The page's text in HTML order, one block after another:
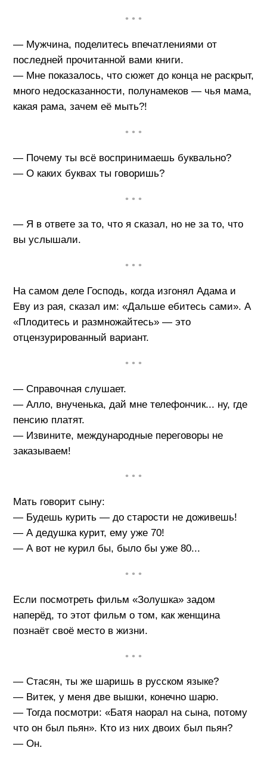
• • •
— Мужчина, поделитесь впечатлениями от
последней прочитанной вами книги.
— Мне показалось, что сюжет до конца не раскрыт,
много недосказанности, полунамеков — чья мама,
какая рама, зачем её мыть?!
• • •
— Почему ты всё воспринимаешь буквально?
— О каких буквах ты говоришь?
• • •
— Я в ответе за то, что я сказал, но не за то, что
вы услышали.
• • •
На самом деле Господь, когда изгонял Адама и
Еву из рая, сказал им: «Дальше ебитесь сами». А
«Плодитесь и размножайтесь» — это
отцензурированный вариант.
• • •
— Справочная слушает.
— Алло, внученька, дай мне телефончик... ну, где
пенсию платят.
— Извините, международные переговоры не
заказываем!
• • •
Мать говорит сыну:
— Будешь курить — до старости не доживешь!
— А дедушка курит, ему уже 70!
— А вот не курил бы, было бы уже 80...
• • •
Если посмотреть фильм «Золушка» задом
наперёд, то этот фильм о том, как женщина
познаёт своё место в жизни.
• • •
— Стасян, ты же шаришь в русском языке?
— Витек, у меня две вышки, конечно шарю.
— Тогда посмотри: «Батя наорал на сына, потому
что он был пьян». Кто из них двоих был пьян?
— Он.